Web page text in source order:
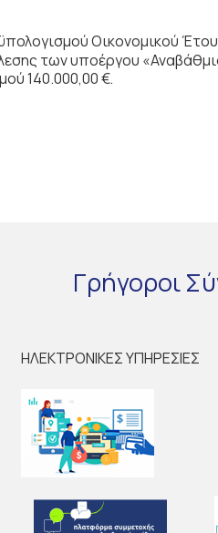
Οικονομικού
των υποέργου
140.000,00 €.
Γρήγοροι
ΗΛΕΚΤΡΟΝΙΚΕΣ ΥΠΗΡΕΣΙΕΣ